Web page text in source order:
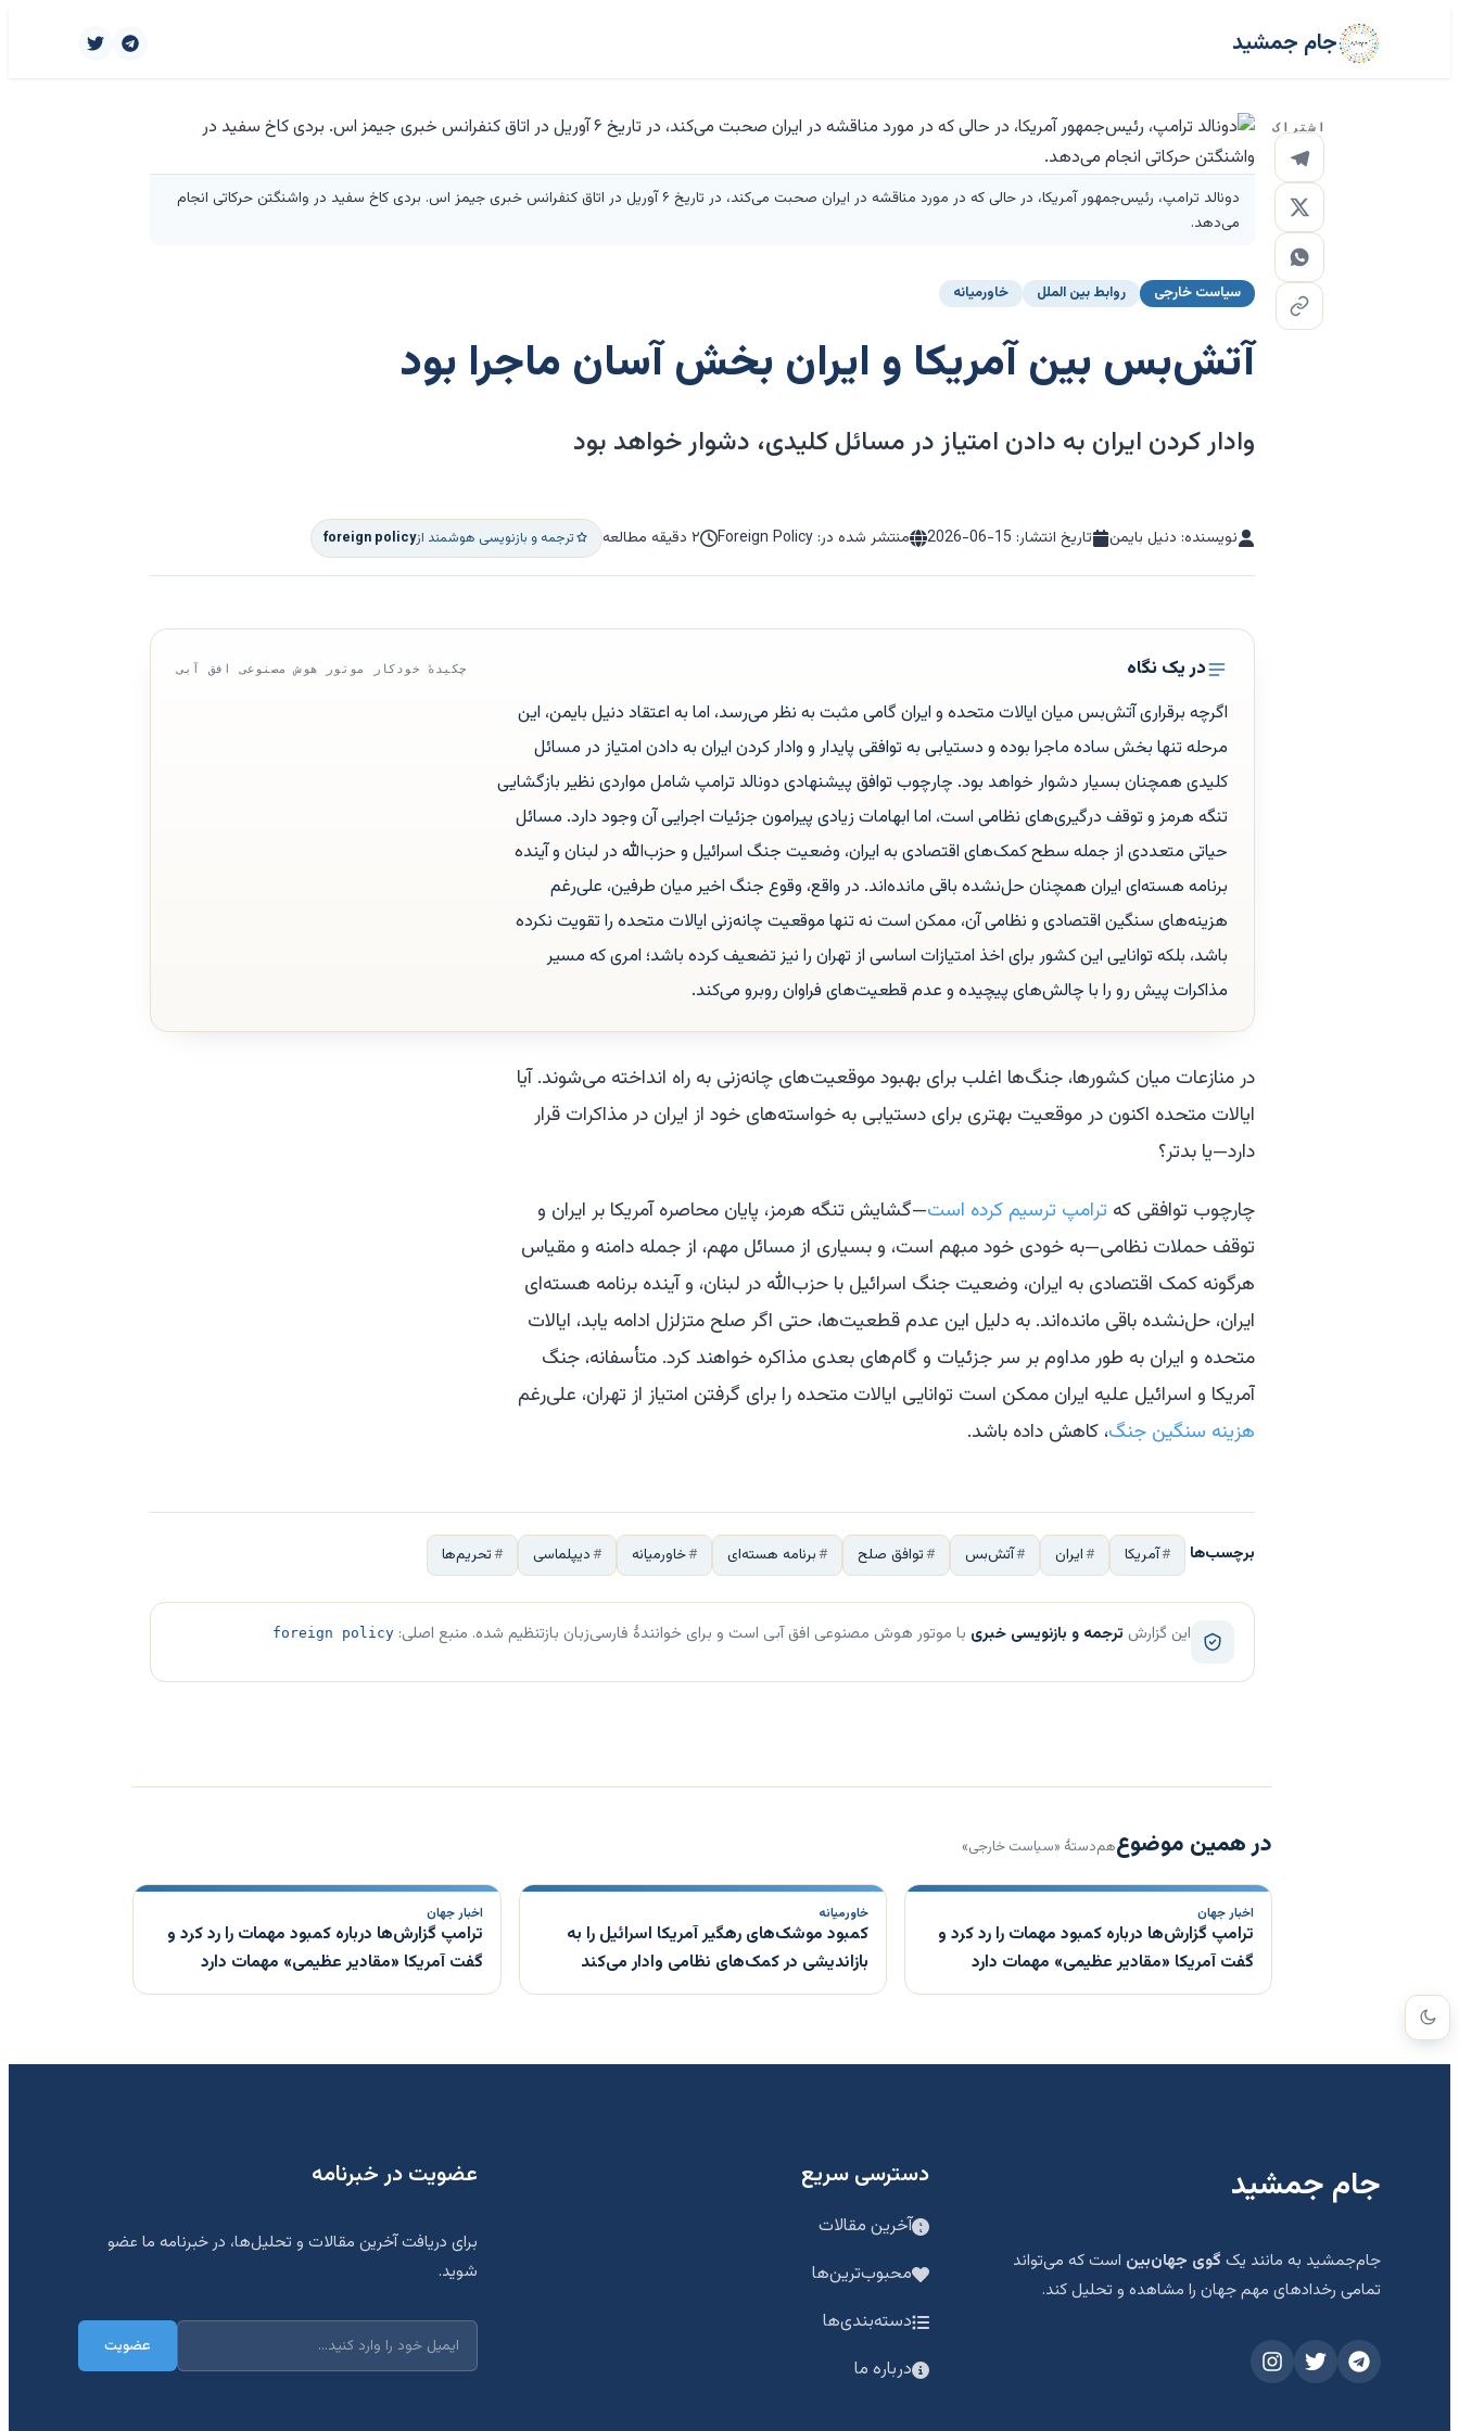
جام جمشید
اشتراک
دونالد ترامپ، رئیس‌جمهور آمریکا، در حالی که در مورد مناقشه در ایران صحبت می‌کند، در تاریخ ۶ آوریل در اتاق کنفرانس خبری جیمز اس. بردی کاخ سفید در واشنگتن حرکاتی انجام
می‌دهد.
سیاست خارجی روابط بین الملل خاورمیانه
آتش‌بس بین آمریکا و ایران بخش آسان ماجرا بود
وادار کردن ایران به دادن امتیاز در مسائل کلیدی، دشوار خواهد بود
نویسنده: دنیل بایمن تاریخ انتشار: 2026-06-15 منتشر شده در: Foreign Policy ۲ دقیقه مطالعه ترجمه و بازنویسی هوشمند ازforeign policy
در یک نگاه چکیدهٔ خودکار موتور هوش مصنوعی افق آبی
اگرچه برقراری آتش‌بس میان ایالات متحده و ایران گامی مثبت به نظر می‌رسد، اما به اعتقاد دنیل بایمن، این
مرحله تنها بخش ساده ماجرا بوده و دستیابی به توافقی پایدار و وادار کردن ایران به دادن امتیاز در مسائل
کلیدی همچنان بسیار دشوار خواهد بود. چارچوب توافق پیشنهادی دونالد ترامپ شامل مواردی نظیر بازگشایی
تنگه هرمز و توقف درگیری‌های نظامی است، اما ابهامات زیادی پیرامون جزئیات اجرایی آن وجود دارد. مسائل
حیاتی متعددی از جمله سطح کمک‌های اقتصادی به ایران، وضعیت جنگ اسرائیل و حزب‌الله در لبنان و آینده
برنامه هسته‌ای ایران همچنان حل‌نشده باقی مانده‌اند. در واقع، وقوع جنگ اخیر میان طرفین، علی‌رغم
هزینه‌های سنگین اقتصادی و نظامی آن، ممکن است نه تنها موقعیت چانه‌زنی ایالات متحده را تقویت نکرده
باشد، بلکه توانایی این کشور برای اخذ امتیازات اساسی از تهران را نیز تضعیف کرده باشد؛ امری که مسیر
مذاکرات پیش رو را با چالش‌های پیچیده و عدم قطعیت‌های فراوان روبرو می‌کند.
در منازعات میان کشورها، جنگ‌ها اغلب برای بهبود موقعیت‌های چانه‌زنی به راه انداخته می‌شوند. آیا
ایالات متحده اکنون در موقعیت بهتری برای دستیابی به خواسته‌های خود از ایران در مذاکرات قرار
دارد—یا بدتر؟
چارچوب توافقی که ترامپ ترسیم کرده است—گشایش تنگه هرمز، پایان محاصره آمریکا بر ایران و
توقف حملات نظامی—به خودی خود مبهم است، و بسیاری از مسائل مهم، از جمله دامنه و مقیاس
هرگونه کمک اقتصادی به ایران، وضعیت جنگ اسرائیل با حزب‌الله در لبنان، و آینده برنامه هسته‌ای
ایران، حل‌نشده باقی مانده‌اند. به دلیل این عدم قطعیت‌ها، حتی اگر صلح متزلزل ادامه یابد، ایالات
متحده و ایران به طور مداوم بر سر جزئیات و گام‌های بعدی مذاکره خواهند کرد. متأسفانه، جنگ
آمریکا و اسرائیل علیه ایران ممکن است توانایی ایالات متحده را برای گرفتن امتیاز از تهران، علی‌رغم
هزینه سنگین جنگ، کاهش داده باشد.
برچسب‌ها آمریکا ایران آتش‌بس توافق صلح برنامه هسته‌ای خاورمیانه دیپلماسی تحریم‌ها
این گزارش ترجمه و بازنویسی خبری با موتور هوش مصنوعی افق آبی است و برای خوانندهٔ فارسی‌زبان بازتنظیم شده. منبع اصلی: foreign policy
در همین موضوعهم‌دستهٔ «سیاست خارجی»
اخبار جهان
ترامپ گزارش‌ها درباره کمبود مهمات را رد کرد و
گفت آمریکا «مقادیر عظیمی» مهمات دارد
خاورمیانه
کمبود موشک‌های رهگیر آمریکا اسرائیل را به
بازاندیشی در کمک‌های نظامی وادار می‌کند
اخبار جهان
ترامپ گزارش‌ها درباره کمبود مهمات را رد کرد و
گفت آمریکا «مقادیر عظیمی» مهمات دارد
جام جمشید
جام‌جمشید به مانند یک گوی جهان‌بین است که می‌تواند
تمامی رخدادهای مهم جهان را مشاهده و تحلیل کند.
دسترسی سریع
آخرین مقالات
محبوب‌ترین‌ها
دسته‌بندی‌ها
درباره ما
عضویت در خبرنامه
برای دریافت آخرین مقالات و تحلیل‌ها، در خبرنامه ما عضو
شوید.
عضویت